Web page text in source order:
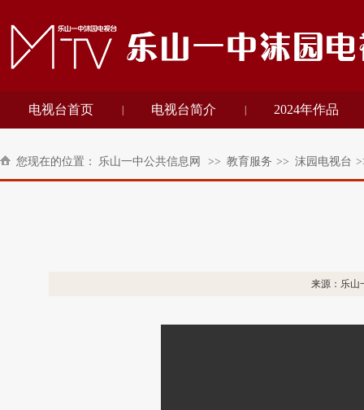
电视台首页 电视台简介 2024年作品
您现在的位置： 乐山一中公共信息网 >> 教育服务 >> 沫园电视台
来源：乐